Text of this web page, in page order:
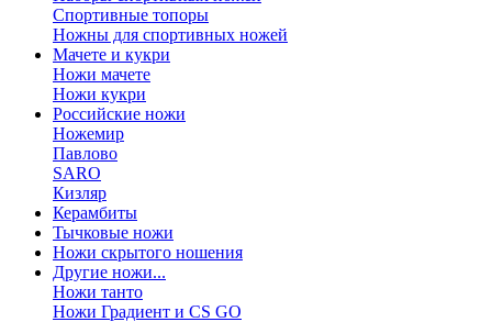
Спортивные топоры
Ножны для спортивных ножей
Мачете и кукри
Ножи мачете
Ножи кукри
Российские ножи
Ножемир
Павлово
SARO
Кизляр
Керамбиты
Тычковые ножи
Ножи скрытого ношения
Другие ножи...
Ножи танто
Ножи Градиент и CS GO